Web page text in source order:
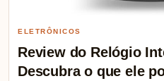
ELETRÔNICOS
Review do Relógio
Descubra o que ele